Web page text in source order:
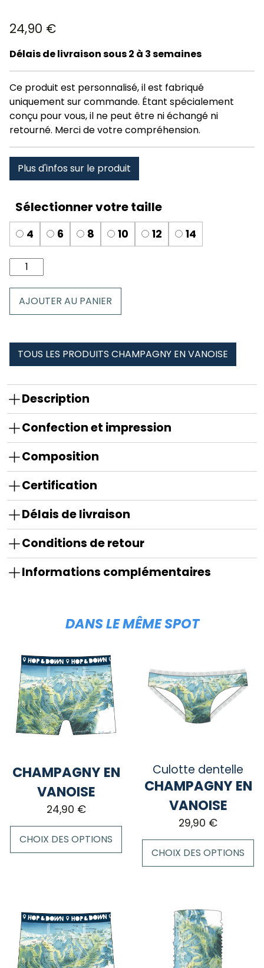
24,90 €
Délais de livraison sous 2 à 3 semaines
Ce produit est personnalisé, il est fabriqué
uniquement sur commande. Étant spécialement
conçu pour vous, il ne peut être ni échangé ni
retourné. Merci de votre compréhension.
Plus d'infos sur le produit
4 6 8 10 12 14
quantité
de
enfant
vanoise
été
AJOUTER AU PANIER
TOUS LES PRODUITS CHAMPAGNY EN VANOISE
Description
Confection et impression
Composition
Certification
Délais de livraison
Conditions de retour
Informations complémentaires
DANS LE MÊME SPOT
CHAMPAGNY EN
VANOISE
24,90 €
CHOIX DES OPTIONS
plusieurs
variations.
Les
options
Culotte dentelle
CHAMPAGNY EN
VANOISE
29,90 €
CHOIX DES OPTIONS
plusieurs
variations.